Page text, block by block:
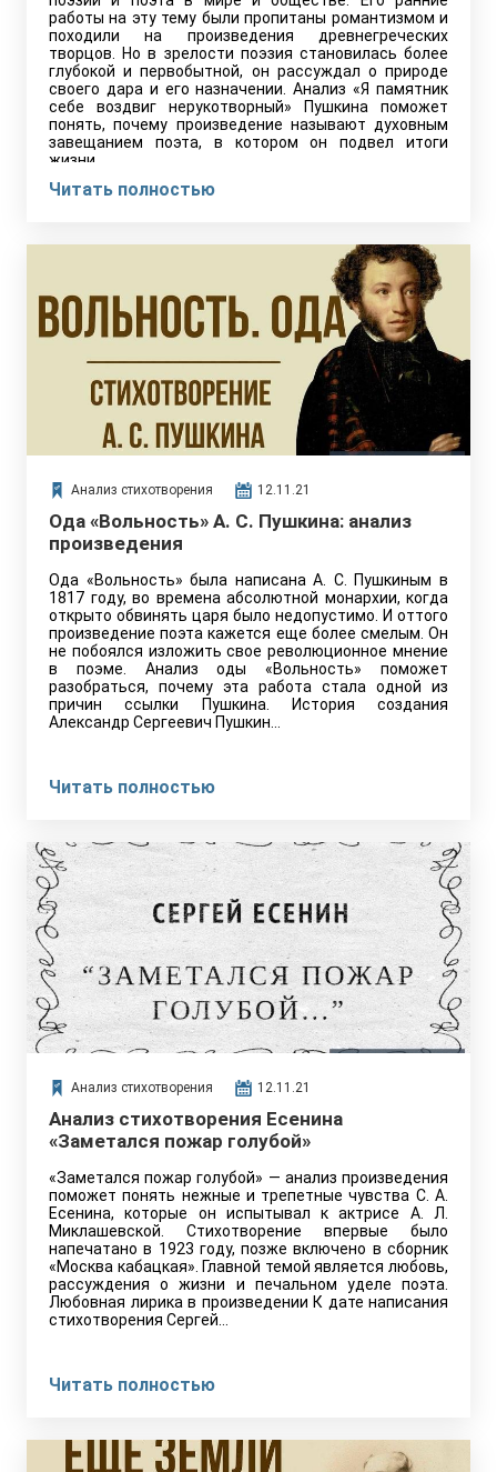
работы на эту тему были пропитаны романтизмом и
походили на произведения древнегреческих
творцов. Но в зрелости поэзия становилась более
глубокой и первобытной, он рассуждал о природе
своего дара и его назначении. Анализ «Я памятник
себе воздвиг нерукотворный» Пушкина поможет
понять, почему произведение называют духовным
завещанием поэта, в котором он подвел итоги
жизни.
Читать полностью
Анализ стихотворения 12.11.21
Ода «Вольность» А. С. Пушкина: анализ
произведения
Ода «Вольность» была написана А. С. Пушкиным в
1817 году, во времена абсолютной монархии, когда
открыто обвинять царя было недопустимо. И оттого
произведение поэта кажется еще более смелым. Он
не побоялся изложить свое революционное мнение
в поэме. Анализ оды «Вольность» поможет
разобраться, почему эта работа стала одной из
причин ссылки Пушкина. История создания
Александр Сергеевич Пушкин…
Читать полностью
Анализ стихотворения 12.11.21
Анализ стихотворения Есенина
«Заметался пожар голубой»
«Заметался пожар голубой» — анализ произведения
поможет понять нежные и трепетные чувства С. А.
Есенина, которые он испытывал к актрисе А. Л.
Миклашевской. Стихотворение впервые было
напечатано в 1923 году, позже включено в сборник
«Москва кабацкая». Главной темой является любовь,
рассуждения о жизни и печальном уделе поэта.
Любовная лирика в произведении К дате написания
стихотворения Сергей…
Читать полностью